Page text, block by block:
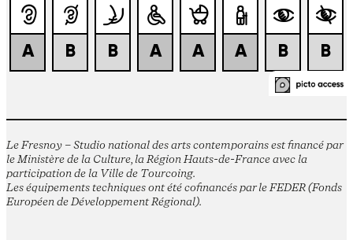
Le Fresnoy – Studio national des arts contemporains est financé par
le Ministère de la Culture, la Région Hauts-de-France avec la
participation de la Ville de Tourcoing.
Les équipements techniques ont été cofinancés par le FEDER (Fonds
Européen de Développement Régional).